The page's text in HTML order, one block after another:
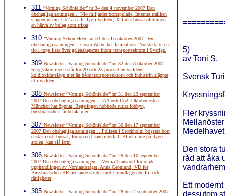
311 ”Varning Schönfelder” nr 34 den 4 november 2007 Den
obehagliga sanningen... Nio miljarder bortspolade, Internet trafiken
släpper ut mer Co2 än allt flyg i världen, Tallinks bussanslutningar
en härva av bolag som trixar
310 ”Varning Schönfelder” nr 33 den 15 oktober 2007 Den
obehagliga sanningen... Gösta Werne har lämnat oss. Nu starta vi en
tio i topp lista över galenskaperna inom transportsektorn i Sverige.
309 Newsletter ”Varning Schönfelder” nr 32 den 8 oktober 2007
Skogsskövlingen står för 20 och 25 procent av världens
koldioxidutsläpp mer än både transportsektorn och industrin släpper
ut i världen.
308 Newsletter ”Varning Schönfelder” nr 31 den 23 september
2007 Den obehagliga sanningen... IAA och Co2, Oktoberfesten i
München har öppnat, Regeringen nobbade turist lobbyn,
bussbranschen får betala mer
307 Newsletter ”Varning Schönfelder” nr 30 den 17 september
2007 Den obehagliga sanningen… Polisen i Stockholm bogsera bort
enstaka öst- bussar, Europa ett saneringsfall, Blinka inte på flyget
stolen, kan slå larm
306 Newsletter ”Varning Schönfelder” nr 29 den 10 september
2007 Den obehagliga sanningen… Veolia Transport förlorade
upphandlingen av Norrlandståget, Anna Grönlund, VD för
Bussbranschen BR agerande strider mot Grundläggande fri- och
rättigheter
305 Newsletter ”Varning Schönfelder” nr 28 den 2 september 2007
5)
av Toni S.
Svensk
Fler
Den stora
råd att åka
Ett
dessutom